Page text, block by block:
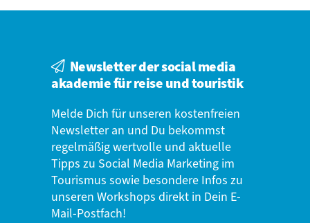
Newsletter der social media
akademie für reise und touristik
Melde Dich für unseren kostenfreien
Newsletter an und Du bekommst
regelmäßig wertvolle und aktuelle
Tipps zu Social Media Marketing im
Tourismus sowie besondere Infos zu
unseren Workshops direkt in Dein E-
Mail-Postfach!